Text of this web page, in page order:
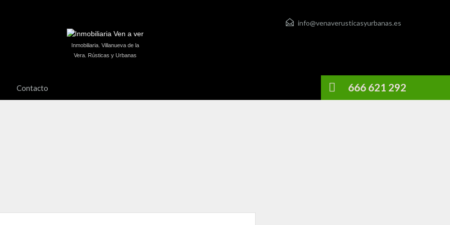
info@venaverusticasyurbanas.es
Inmobiliaria. Villanueva de la
Vera. Rústicas y Urbanas
Contacto 666 621 292